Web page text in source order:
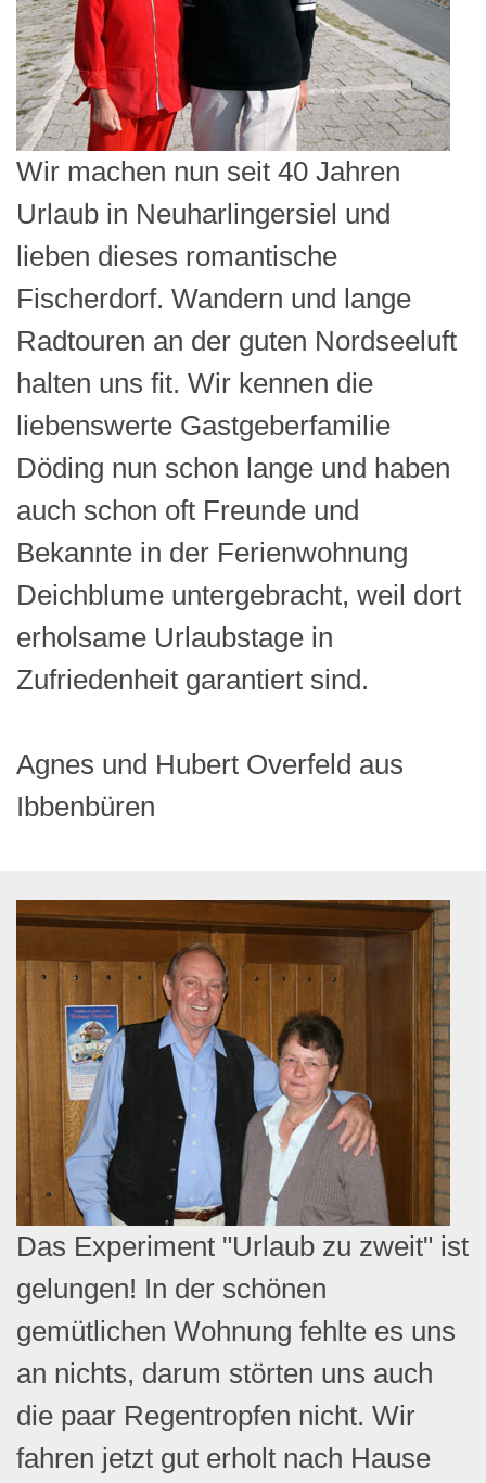
Wir machen nun seit 40 Jahren
Urlaub in Neuharlingersiel und
lieben dieses romantische
Fischerdorf. Wandern und lange
Radtouren an der guten Nordseeluft
halten uns fit. Wir kennen die
liebenswerte Gastgeberfamilie
Döding nun schon lange und haben
auch schon oft Freunde und
Bekannte in der Ferienwohnung
Deichblume untergebracht, weil dort
erholsame Urlaubstage in
Zufriedenheit garantiert sind.
Agnes und Hubert Overfeld aus
Ibbenbüren
Das Experiment "Urlaub zu zweit" ist
gelungen! In der schönen
gemütlichen Wohnung fehlte es uns
an nichts, darum störten uns auch
die paar Regentropfen nicht. Wir
fahren jetzt gut erholt nach Hause